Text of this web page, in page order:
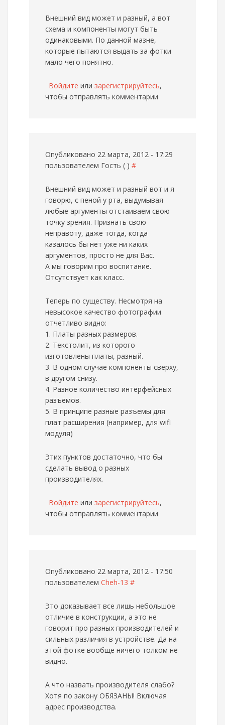
Внешний вид может и разный, а вот
схема и компоненты могут быть
одинаковыми. По данной мазне,
которые пытаются выдать за фотки
мало чего понятно.
Войдите или зарегистрируйтесь,
чтобы отправлять комментарии
Опубликовано 22 марта, 2012 - 17:29
пользователем Гость ( ) #
Внешний вид может и разный вот и я
говорю, с пеной у рта, выдумывая
любые аргументы отстаиваем свою
точку зрения. Признать свою
неправоту, даже тогда, когда
казалось бы нет уже ни каких
аргументов, просто не для Вас.
А мы говорим про воспитание.
Отсутствует как класс.
Теперь по существу. Несмотря на
невысокое качество фотографии
отчетливо видно:
1. Платы разных размеров.
2. Текстолит, из которого
изготовлены платы, разный.
3. В одном случае компоненты сверху,
в другом снизу.
4. Разное количество интерфейсных
разъемов.
5. В принципе разные разъемы для
плат расширения (например, для wifi
модуля)
Этих пунктов достаточно, что бы
сделать вывод о разных
производителях.
Войдите или зарегистрируйтесь,
чтобы отправлять комментарии
Опубликовано 22 марта, 2012 - 17:50
пользователем Cheh-13 #
Это доказывает все лишь небольшое
отличие в конструкции, а это не
говорит про разных производителей и
сильных различия в устройстве. Да на
этой фотке вообще ничего толком не
видно.
А что назвать производителя слабо?
Хотя по закону ОБЯЗАНЫ! Включая
адрес производства.